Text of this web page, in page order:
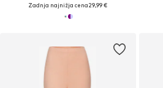
Zadnja najnižja cena29,99 €